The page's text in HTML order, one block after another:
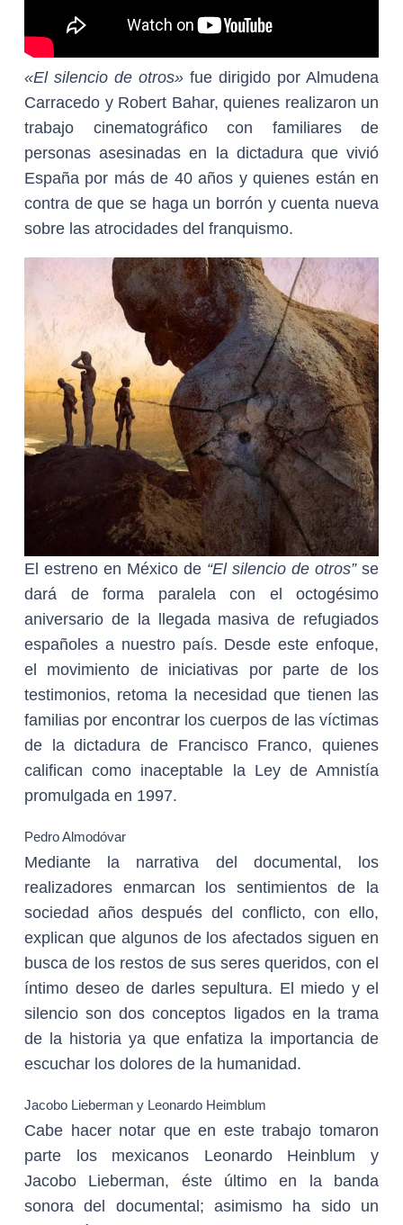
«El silencio de otros» fue dirigido por Almudena
Carracedo y Robert Bahar, quienes realizaron un
trabajo cinematográfico con familiares de
personas asesinadas en la dictadura que vivió
España por más de 40 años y quienes están en
contra de que se haga un borrón y cuenta nueva
sobre las atrocidades del franquismo.
El estreno en México de “El silencio de otros” se
dará de forma paralela con el octogésimo
aniversario de la llegada masiva de refugiados
españoles a nuestro país. Desde este enfoque,
el movimiento de iniciativas por parte de los
testimonios, retoma la necesidad que tienen las
familias por encontrar los cuerpos de las víctimas
de la dictadura de Francisco Franco, quienes
califican como inaceptable la Ley de Amnistía
promulgada en 1997.
Pedro Almodóvar
Mediante la narrativa del documental, los
realizadores enmarcan los sentimientos de la
sociedad años después del conflicto, con ello,
explican que algunos de los afectados siguen en
busca de los restos de sus seres queridos, con el
íntimo deseo de darles sepultura. El miedo y el
silencio son dos conceptos ligados en la trama
de la historia ya que enfatiza la importancia de
escuchar los dolores de la humanidad.
Jacobo Lieberman y Leonardo Heimblum
Cabe hacer notar que en este trabajo tomaron
parte los mexicanos Leonardo Heinblum y
Jacobo Lieberman, éste último en la banda
sonora del documental; asimismo ha sido un